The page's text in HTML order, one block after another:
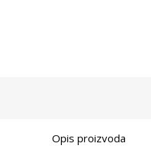
Opis proizvoda